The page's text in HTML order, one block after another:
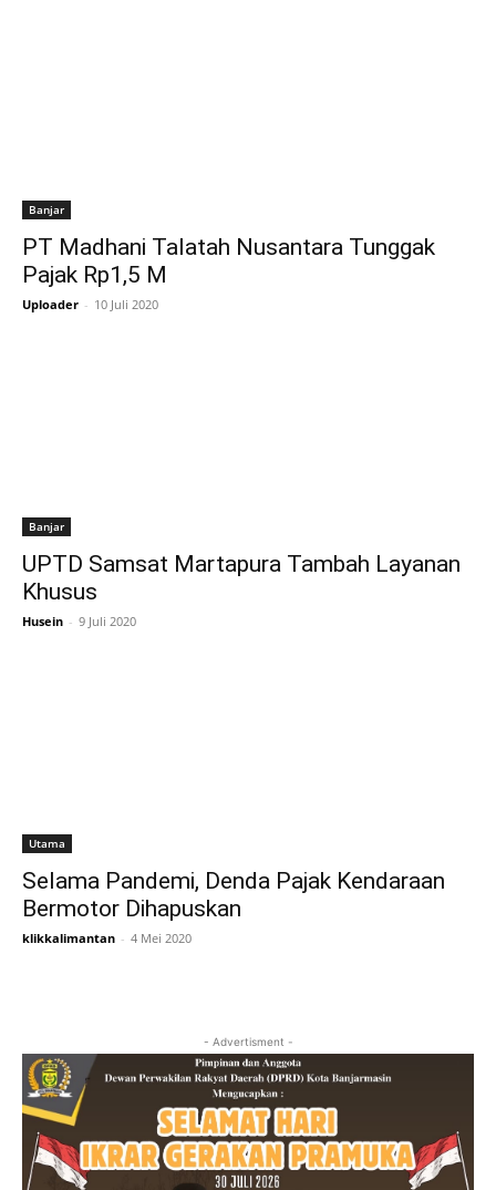
Banjar
PT Madhani Talatah Nusantara Tunggak
Pajak Rp1,5 M
Uploader - 10 Juli 2020
Banjar
UPTD Samsat Martapura Tambah Layanan
Khusus
Husein - 9 Juli 2020
Utama
Selama Pandemi, Denda Pajak Kendaraan
Bermotor Dihapuskan
klikkalimantan - 4 Mei 2020
- Advertisment -